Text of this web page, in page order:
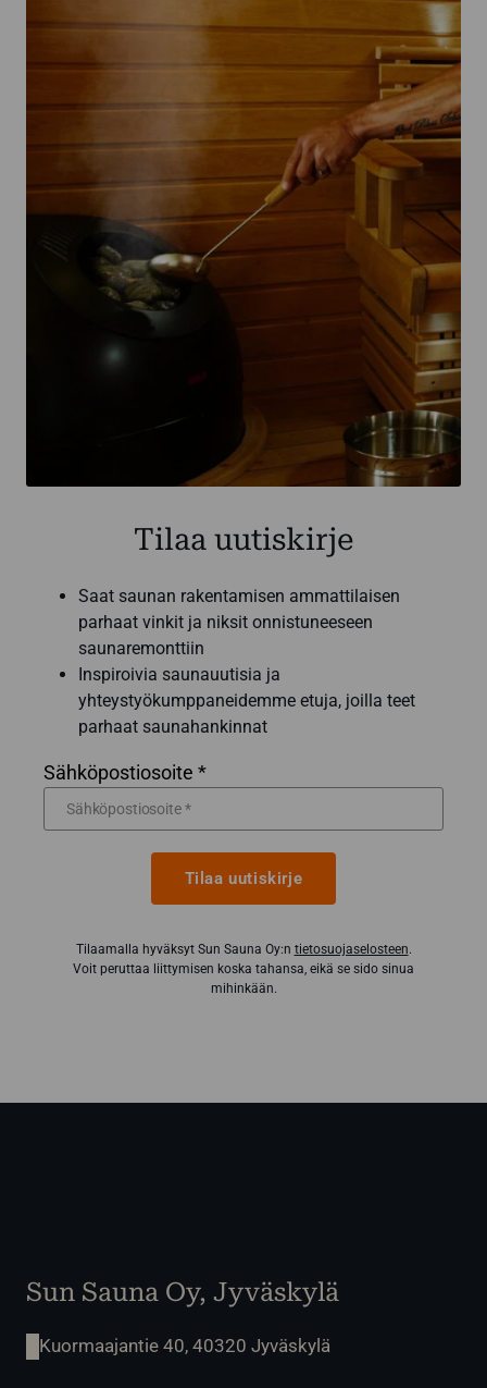
Tilaa uutiskirje
Saat saunan rakentamisen ammattilaisen
parhaat vinkit ja niksit onnistuneeseen
saunaremonttiin
Inspiroivia saunauutisia ja
yhteystyökumppaneidemme etuja, joilla teet
parhaat saunahankinnat
Sähköpostiosoite *
Tilaa uutiskirje
Tilaamalla hyväksyt Sun Sauna Oy:n tietosuojaselosteen.
Voit peruttaa liittymisen koska tahansa, eikä se sido sinua
mihinkään.
Sun Sauna Oy, Jyväskylä
Kuormaajantie 40, 40320 Jyväskylä